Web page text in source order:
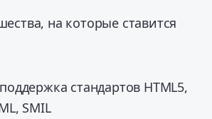
на которые ставится
стандартов HTML5,
SMIL